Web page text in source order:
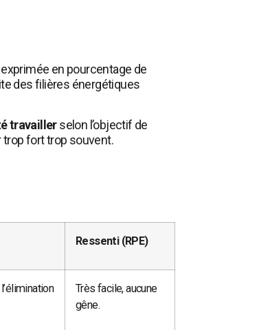
en pourcentage de
des filières énergétiques
travaillerselon l’objectif de
trop fort trop souvent.
Ressenti (RPE)
Très facile, aucune
gêne.